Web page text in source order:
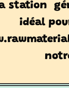
station
idéal